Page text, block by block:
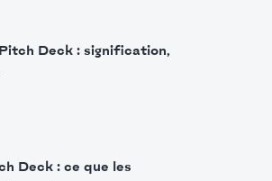
Deck : signification,
Deck : ce que les